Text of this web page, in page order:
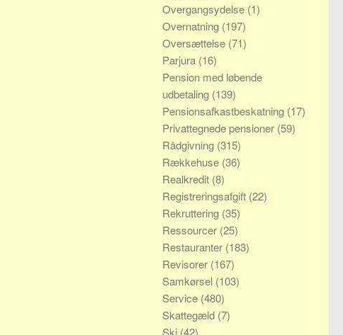
Overgangsydelse (1)
Overnatning (197)
Oversættelse (71)
Parjura (16)
Pension med løbende
udbetaling (139)
Pensionsafkastbeskatning (17)
Privattegnede pensioner (59)
Rådgivning (315)
Rækkehuse (36)
Realkredit (8)
Registreringsafgift (22)
Rekruttering (35)
Ressourcer (25)
Restauranter (183)
Revisorer (167)
Samkørsel (103)
Service (480)
Skattegæld (7)
Ski (42)